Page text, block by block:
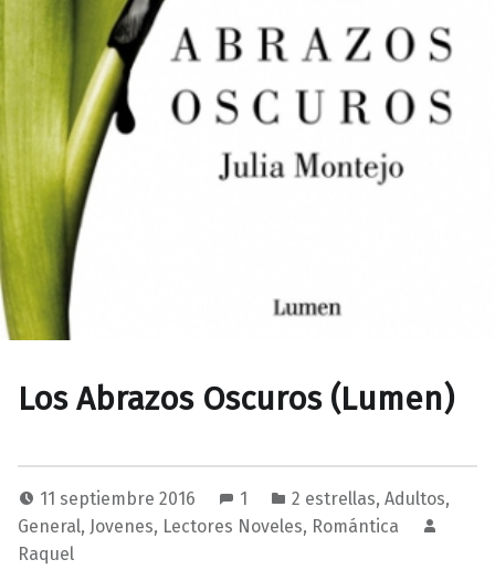
Los Abrazos Oscuros (Lumen)
11 septiembre 2016 1 2 estrellas, Adultos,
General, Jovenes, Lectores Noveles, Romántica
Raquel